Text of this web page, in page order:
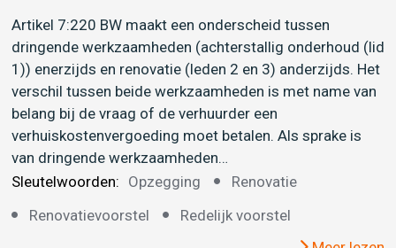
Artikel 7:220 BW maakt een onderscheid tussen
dringende werkzaamheden (achterstallig onderhoud (lid
1)) enerzijds en renovatie (leden 2 en 3) anderzijds. Het
verschil tussen beide werkzaamheden is met name van
belang bij de vraag of de verhuurder een
verhuiskostenvergoeding moet betalen. Als sprake is
van dringende werkzaamheden…
Sleutelwoorden: Opzegging
Renovatie
Renovatievoorstel
Redelijk voorstel